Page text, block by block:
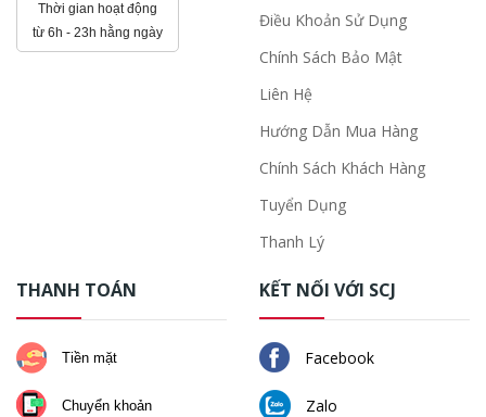
Thời gian hoạt động
từ 6h - 23h hằng ngày
Điều Khoản Sử Dụng
Chính Sách Bảo Mật
Liên Hệ
Hướng Dẫn Mua Hàng
Chính Sách Khách Hàng
Tuyển Dụng
Thanh Lý
THANH TOÁN
Tiền mặt
Chuyển khoản
KẾT NỐI VỚI SCJ
Facebook
Zalo